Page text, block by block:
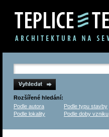
Rozšířené hledání:
Podle autora
Podle typu stavby
Podle lokality
Podle doby vzniku